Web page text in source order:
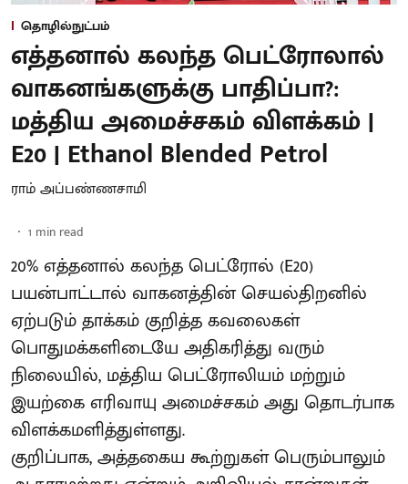
தொழில்நுட்பம்
எத்தனால் கலந்த பெட்ரோலால்
வாகனங்களுக்கு பாதிப்பா?:
மத்திய அமைச்சகம் விளக்கம் |
E20 | Ethanol Blended Petrol
ராம் அப்பண்ணசாமி
1 min read
20% எத்தனால் கலந்த பெட்ரோல் (E20)
பயன்பாட்டால் வாகனத்தின் செயல்திறனில்
ஏற்படும் தாக்கம் குறித்த கவலைகள்
பொதுமக்களிடையே அதிகரித்து வரும்
நிலையில், மத்திய பெட்ரோலியம் மற்றும்
இயற்கை எரிவாயு அமைச்சகம் அது தொடர்பாக
விளக்கமளித்துள்ளது.
குறிப்பாக, அத்தகைய கூற்றுகள் பெரும்பாலும்